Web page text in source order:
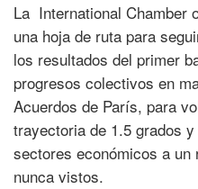
La International Chamber
una hoja de ruta para
los resultados del primer
progresos colectivos en
Acuerdos de París, para
trayectoria de 1.5 grados
sectores económicos a un
nunca vistos.